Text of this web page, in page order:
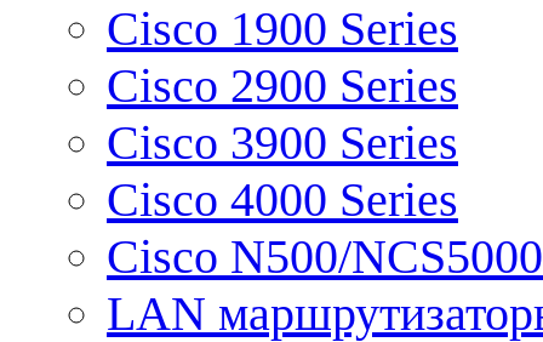
Cisco 1900 Series
Cisco 2900 Series
Cisco 3900 Series
Cisco 4000 Series
Cisco N500/
LAN